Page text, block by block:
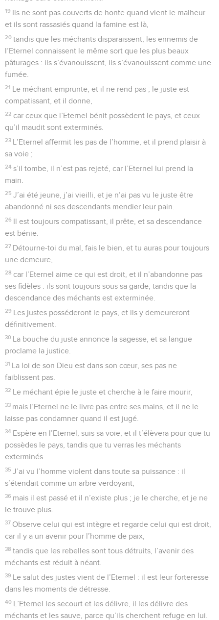
19 Ils ne sont pas couverts de honte quand vient le malheur
et ils sont rassasiés quand la famine est là,
20 tandis que les méchants disparaissent, les ennemis de
l’Eternel connaissent le même sort que les plus beaux
pâturages : ils s’évanouissent, ils s’évanouissent comme une
fumée.
21 Le méchant emprunte, et il ne rend pas ; le juste est
compatissant, et il donne,
22 car ceux que l’Eternel bénit possèdent le pays, et ceux
qu’il maudit sont exterminés.
23 L’Eternel affermit les pas de l’homme, et il prend plaisir à
sa voie ;
24 s’il tombe, il n’est pas rejeté, car l’Eternel lui prend la
main.
25 J’ai été jeune, j’ai vieilli, et je n’ai pas vu le juste être
abandonné ni ses descendants mendier leur pain.
26 Il est toujours compatissant, il prête, et sa descendance
est bénie.
27 Détourne-toi du mal, fais le bien, et tu auras pour toujours
une demeure,
28 car l’Eternel aime ce qui est droit, et il n’abandonne pas
ses fidèles : ils sont toujours sous sa garde, tandis que la
descendance des méchants est exterminée.
29 Les justes posséderont le pays, et ils y demeureront
définitivement.
30 La bouche du juste annonce la sagesse, et sa langue
proclame la justice.
31 La loi de son Dieu est dans son cœur, ses pas ne
faiblissent pas.
32 Le méchant épie le juste et cherche à le faire mourir,
33 mais l’Eternel ne le livre pas entre ses mains, et il ne le
laisse pas condamner quand il est jugé.
34 Espère en l’Eternel, suis sa voie, et il t’élèvera pour que tu
possèdes le pays, tandis que tu verras les méchants
exterminés.
35 J’ai vu l’homme violent dans toute sa puissance : il
s’étendait comme un arbre verdoyant,
36 mais il est passé et il n’existe plus ; je le cherche, et je ne
le trouve plus.
37 Observe celui qui est intègre et regarde celui qui est droit,
car il y a un avenir pour l’homme de paix,
38 tandis que les rebelles sont tous détruits, l’avenir des
méchants est réduit à néant.
39 Le salut des justes vient de l’Eternel : il est leur forteresse
dans les moments de détresse.
40 L’Eternel les secourt et les délivre, il les délivre des
méchants et les sauve, parce qu’ils cherchent refuge en lui.